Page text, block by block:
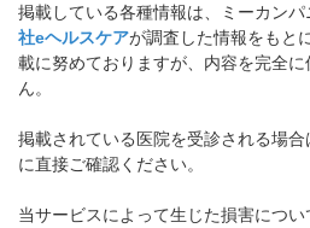
掲載している各種情報は、ミーカン
社eヘルスケアが調査した情報をもと
載に努めておりますが、内容を完全
ん。
掲載されている医院を受診される場
に直接ご確認ください。
当サービスによって生じた損害につ